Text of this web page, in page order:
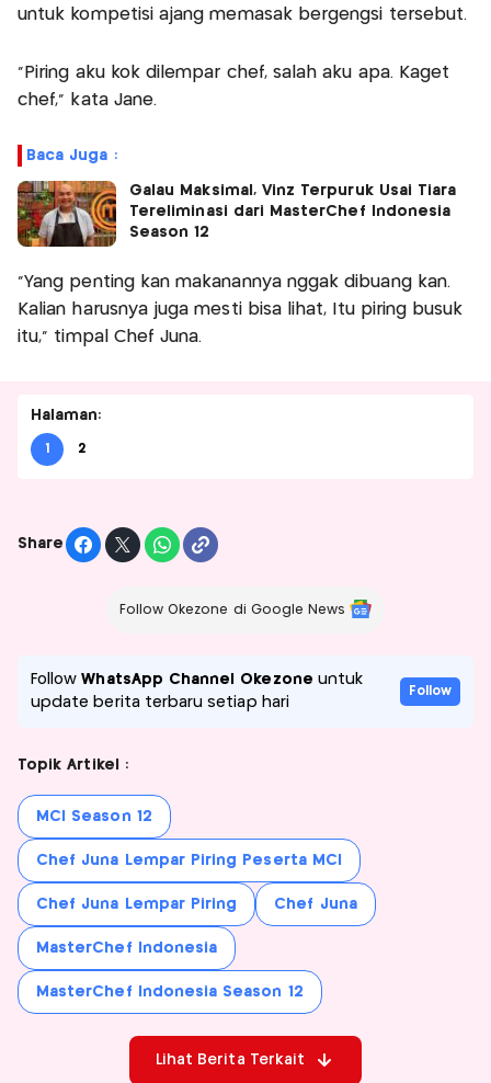
untuk kompetisi ajang memasak bergengsi tersebut.
"Piring aku kok dilempar chef, salah aku apa. Kaget
chef," kata Jane.
Baca Juga :
Galau Maksimal, Vinz Terpuruk Usai Tiara
Tereliminasi dari MasterChef Indonesia
Season 12
"Yang penting kan makanannya nggak dibuang kan.
Kalian harusnya juga mesti bisa lihat, Itu piring busuk
itu," timpal Chef Juna.
Halaman:
1 2
Share
Follow Okezone di Google News
FollowWhatsApp Channel Okezone untuk
update berita terbaru setiap hari
Follow
Topik Artikel :
MCI Season 12
Chef Juna Lempar Piring Peserta MCI
Chef Juna Lempar Piring Chef Juna
MasterChef Indonesia
MasterChef Indonesia Season 12
Lihat Berita Terkait